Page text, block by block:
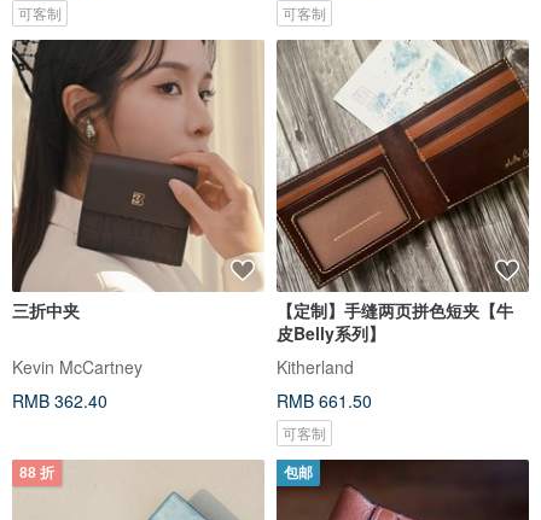
可客制 可客制
三折中夹
Kevin McCartney
RMB 362.40
【定制】手缝两页拼色短夹【牛
皮Belly系列】
Kitherland
RMB 661.50
可客制
88 折 包邮